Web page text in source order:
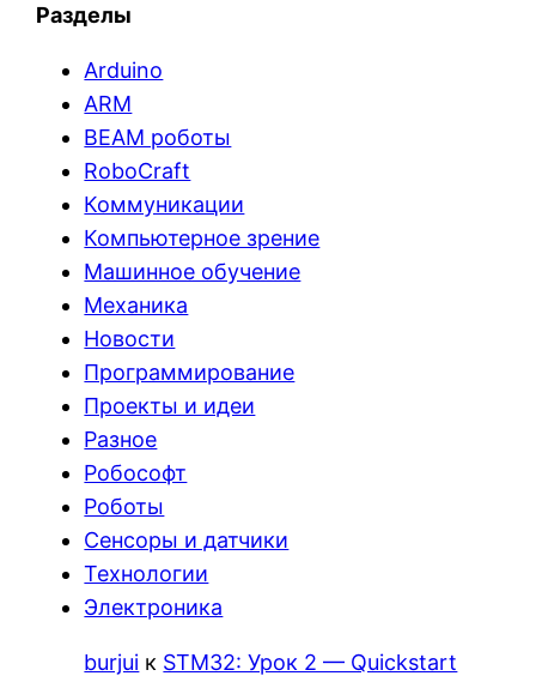
Разделы
Arduino
ARM
BEAM роботы
RoboCraft
Коммуникации
Компьютерное зрение
Машинное обучение
Механика
Новости
Программирование
Проекты и идеи
Разное
Робософт
Роботы
Сенсоры и датчики
Технологии
Электроника
burjui к STM32: Урок 2 — Quickstart